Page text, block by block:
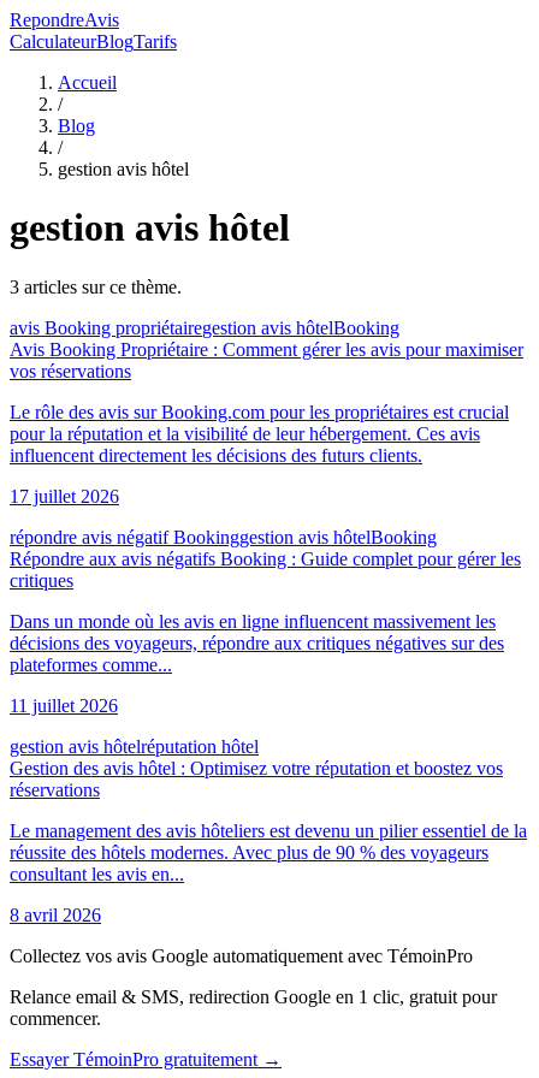
RepondreAvis
CalculateurBlogTarifs
Accueil
/
Blog
/
gestion avis hôtel
gestion avis hôtel
3 articles sur ce thème.
avis Booking propriétairegestion avis hôtelBooking
Avis Booking Propriétaire : Comment gérer les avis pour maximiser
vos réservations
Le rôle des avis sur Booking.com pour les propriétaires est crucial
pour la réputation et la visibilité de leur hébergement. Ces avis
influencent directement les décisions des futurs clients.
17 juillet 2026
répondre avis négatif Bookinggestion avis hôtelBooking
Répondre aux avis négatifs Booking : Guide complet pour gérer les
critiques
Dans un monde où les avis en ligne influencent massivement les
décisions des voyageurs, répondre aux critiques négatives sur des
plateformes comme...
11 juillet 2026
gestion avis hôtelréputation hôtel
Gestion des avis hôtel : Optimisez votre réputation et boostez vos
réservations
Le management des avis hôteliers est devenu un pilier essentiel de la
réussite des hôtels modernes. Avec plus de 90 % des voyageurs
consultant les avis en...
8 avril 2026
Collectez vos avis Google automatiquement avec TémoinPro
Relance email & SMS, redirection Google en 1 clic, gratuit pour
commencer.
Essayer TémoinPro gratuitement →